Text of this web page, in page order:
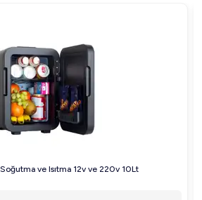
ve Isıtma 12v ve 220v 10Lt